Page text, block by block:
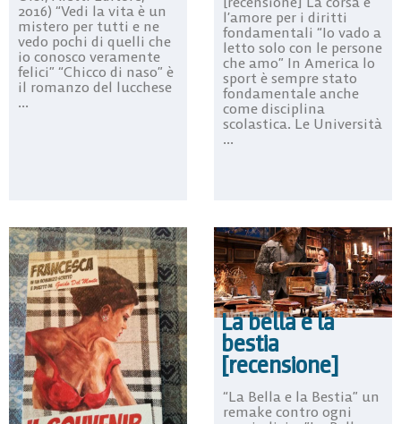
2016) “Vedi la vita è un
mistero per tutti e ne
vedo pochi di quelli che
io conosco veramente
felici” “Chicco di naso” è
il romanzo del lucchese
...
l’amore per i diritti
fondamentali “Io vado a
letto solo con le persone
che amo” In America lo
sport è sempre stato
fondamentale anche
come disciplina
scolastica. Le Università
...
La bella e la
bestia
[recensione]
“La Bella e la Bestia” un
remake contro ogni